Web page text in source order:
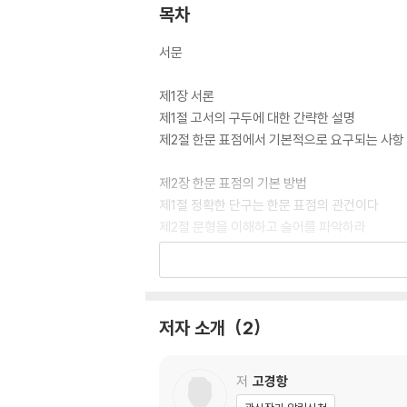
목차
서문
제1장 서론
제1절 고서의 구두에 대한 간략한 설명
제2절 한문 표점에서 기본적으로 요구되는 사항
제2장 한문 표점의 기본 방법
제1절 정확한 단구는 한문 표점의 관건이다
제2절 문형을 이해하고 술어를 파악하라
제3절 네 가지 기본적인 단구법
제1절 술어의 구성 성분
제3절 단구 연습
저자 소개 2
저 고경항